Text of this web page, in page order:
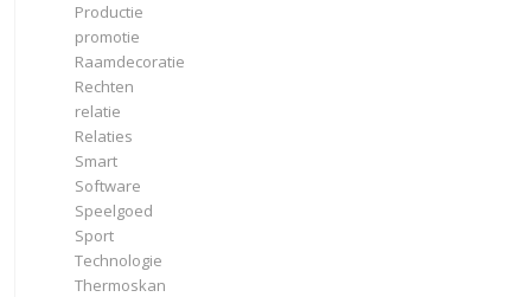
Productie
promotie
Raamdecoratie
Rechten
relatie
Relaties
Smart
Software
Speelgoed
Sport
Technologie
Thermoskan